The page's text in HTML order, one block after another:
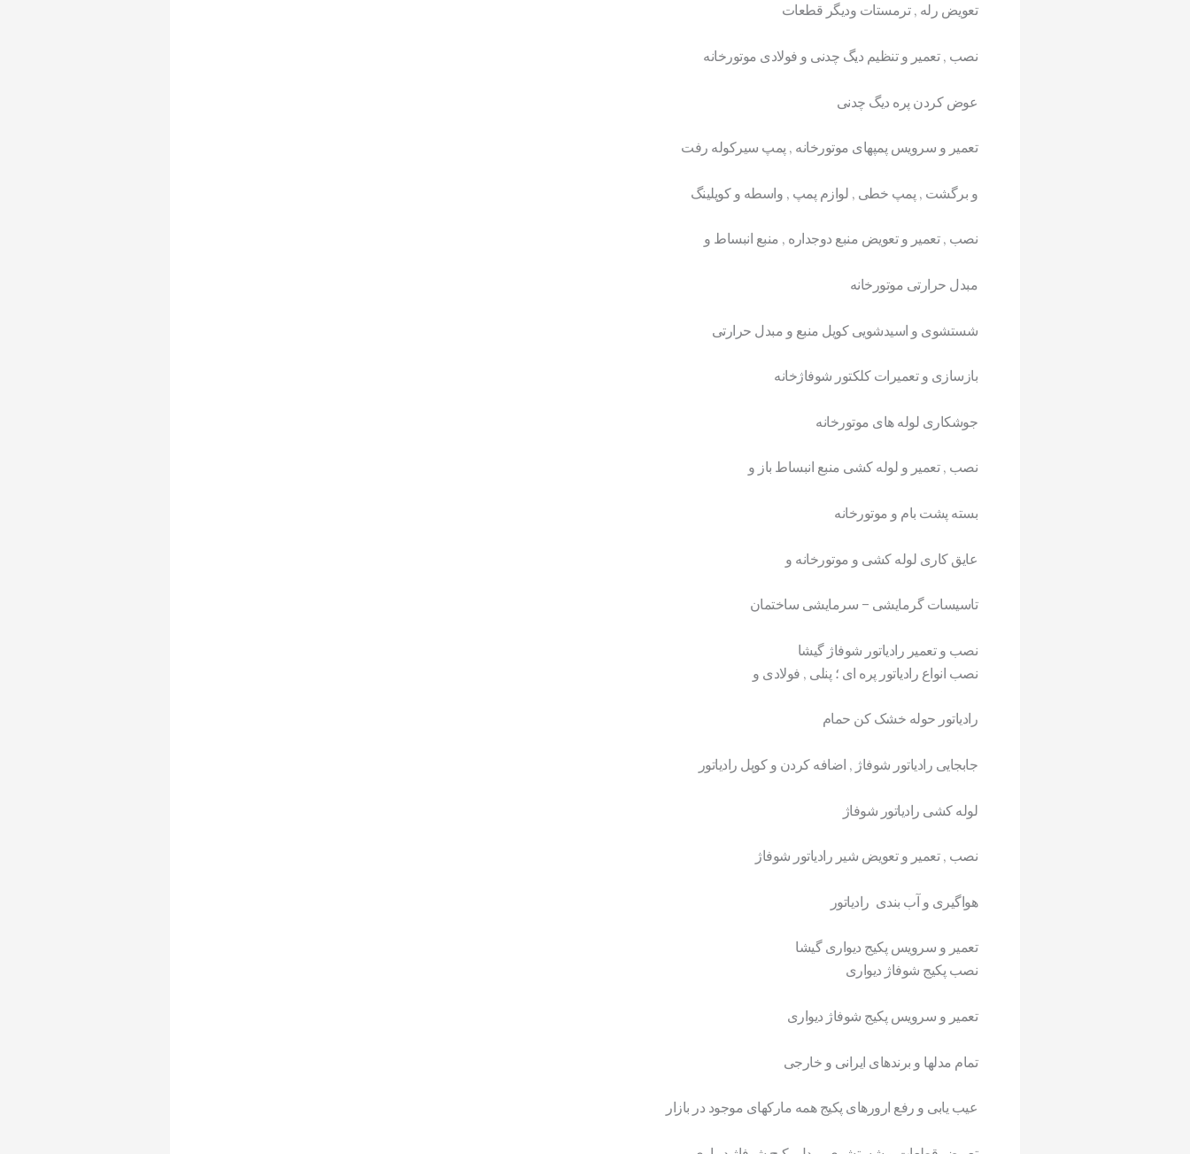
تعویض رله , ترمستات ودیگر قطعات
نصب , تعمیر و تنظیم دیگ چدنی و فولادی موتورخانه
عوض کردن پره دیگ چدنی
تعمیر و سرویس پمپهای موتورخانه , پمپ سیرکوله رفت
و برگشت , پمپ خطی , لوازم پمپ , واسطه و کوپلینگ
نصب , تعمیر و تعویض منبع دوجداره , منبع انبساط و
مبدل حرارتی موتورخانه
شستشوی و اسیدشویی کویل منبع و مبدل حرارتی
بازسازی و تعمیرات کلکتور شوفاژخانه
جوشکاری لوله های موتورخانه
نصب , تعمیر و لوله کشی منبع انبساط باز و
بسته پشت بام و موتورخانه
عایق کاری لوله کشی و موتورخانه و
تاسیسات گرمایشی – سرمایشی ساختمان
نصب و تعمیر رادیاتور شوفاژ گیشا
نصب انواع رادیاتور پره ای ؛ پنلی , فولادی و
رادیاتور حوله خشک کن حمام
جابجایی رادیاتور شوفاژ , اضافه کردن و کوپل رادیاتور
لوله کشی رادیاتور شوفاژ
نصب , تعمیر و تعویض شیر رادیاتور شوفاژ
هواگیری و آب بندی رادیاتور
تعمیر و سرویس پکیج دیواری گیشا
نصب پکیج شوفاژ دیواری
تعمیر و سرویس پکیج شوفاژ دیواری
تمام مدلها و برندهای ایرانی و خارجی
عیب یابی و رفع ارورهای پکیج همه مارکهای موجود در بازار